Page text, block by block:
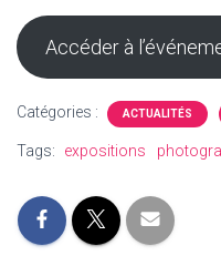
Accéder à
Catégories : ACTUALITÉS
Tags: expositions